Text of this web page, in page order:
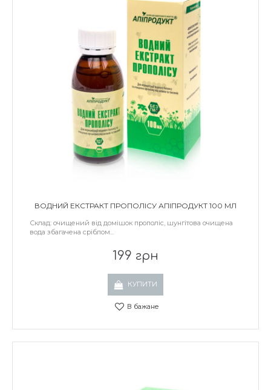
ВОДНИЙ ЕКСТРАКТ ПРОПОЛІСУ АПІПРОДУКТ 100 МЛ
Склад: очищений від домішок прополіс, шунгітова очищена
вода збагачена сріблом...
199 грн
КУПИТИ
В бажане